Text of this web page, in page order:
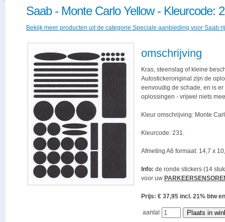
Saab - Monte Carlo Yellow - Kleurcode:
Bekijk meer producten uit de categorie Speciale aanbieding voor Saab
omschrijving
Kras, steenslag of kleine
Autostickeroriginal zijn de
eenvoudig de schade, en is
oplossingen - vrijwel niets
Kleur omschrijving: Monte
Kleurcode: 231.
Afmeting A6 formaat: 14,7 x
Info: de ronde stickers (14
voor uw
Prijs: € 37,95 incl. 21% btw
aantal